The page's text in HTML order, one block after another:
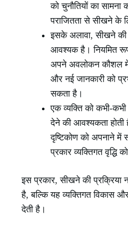
को चुनौतियों का
पराजितता से सीखने के
इसके अलावा, सीखने की
आवश्यक है। नियमित
अपने अवलोकन कौशल
और नई जानकारी को
सकता है।
एक व्यक्ति को कभी-
देने की आवश्यकता होती
दृष्टिकोण को अपनाने
प्रकार व्यक्तिगत वृद्धि
इस प्रकार, सीखने की प्रक्रिया
है, बल्कि यह व्यक्तिगत विकास और
देती है।